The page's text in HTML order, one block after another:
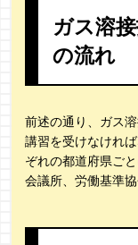
ガス溶
の流れ
前述の通り、ガス
講習を受けなけれ
ぞれの都道府県ご
会議所、労働基準